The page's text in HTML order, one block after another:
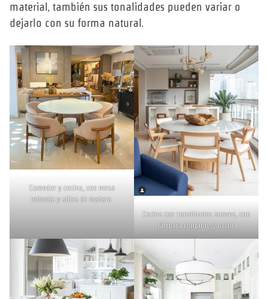
material, también sus tonalidades pueden variar o
dejarlo con su forma natural.
Comedor y cocina, con mesa
redonda y sillas de madera.
Cocina con tonalidades suaves, con
lámpara colgante y barra.